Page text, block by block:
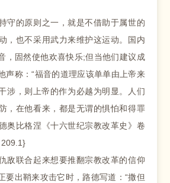
的原则之一，就是不借助于属世的
，也不采用武力来维护这运动。国内
，固然使他欢喜快乐;但当他们建议成
声称：“福音的道理应该单单由上帝来
，则上帝的作为必越为明显。人们
，在他看来，都是无谓的惧怕和得罪
奥比格涅《十六世纪宗教改革史》卷
联合起来想要推翻宗教改革的信仰
要出鞘来攻击它时，路德写道：“撒但